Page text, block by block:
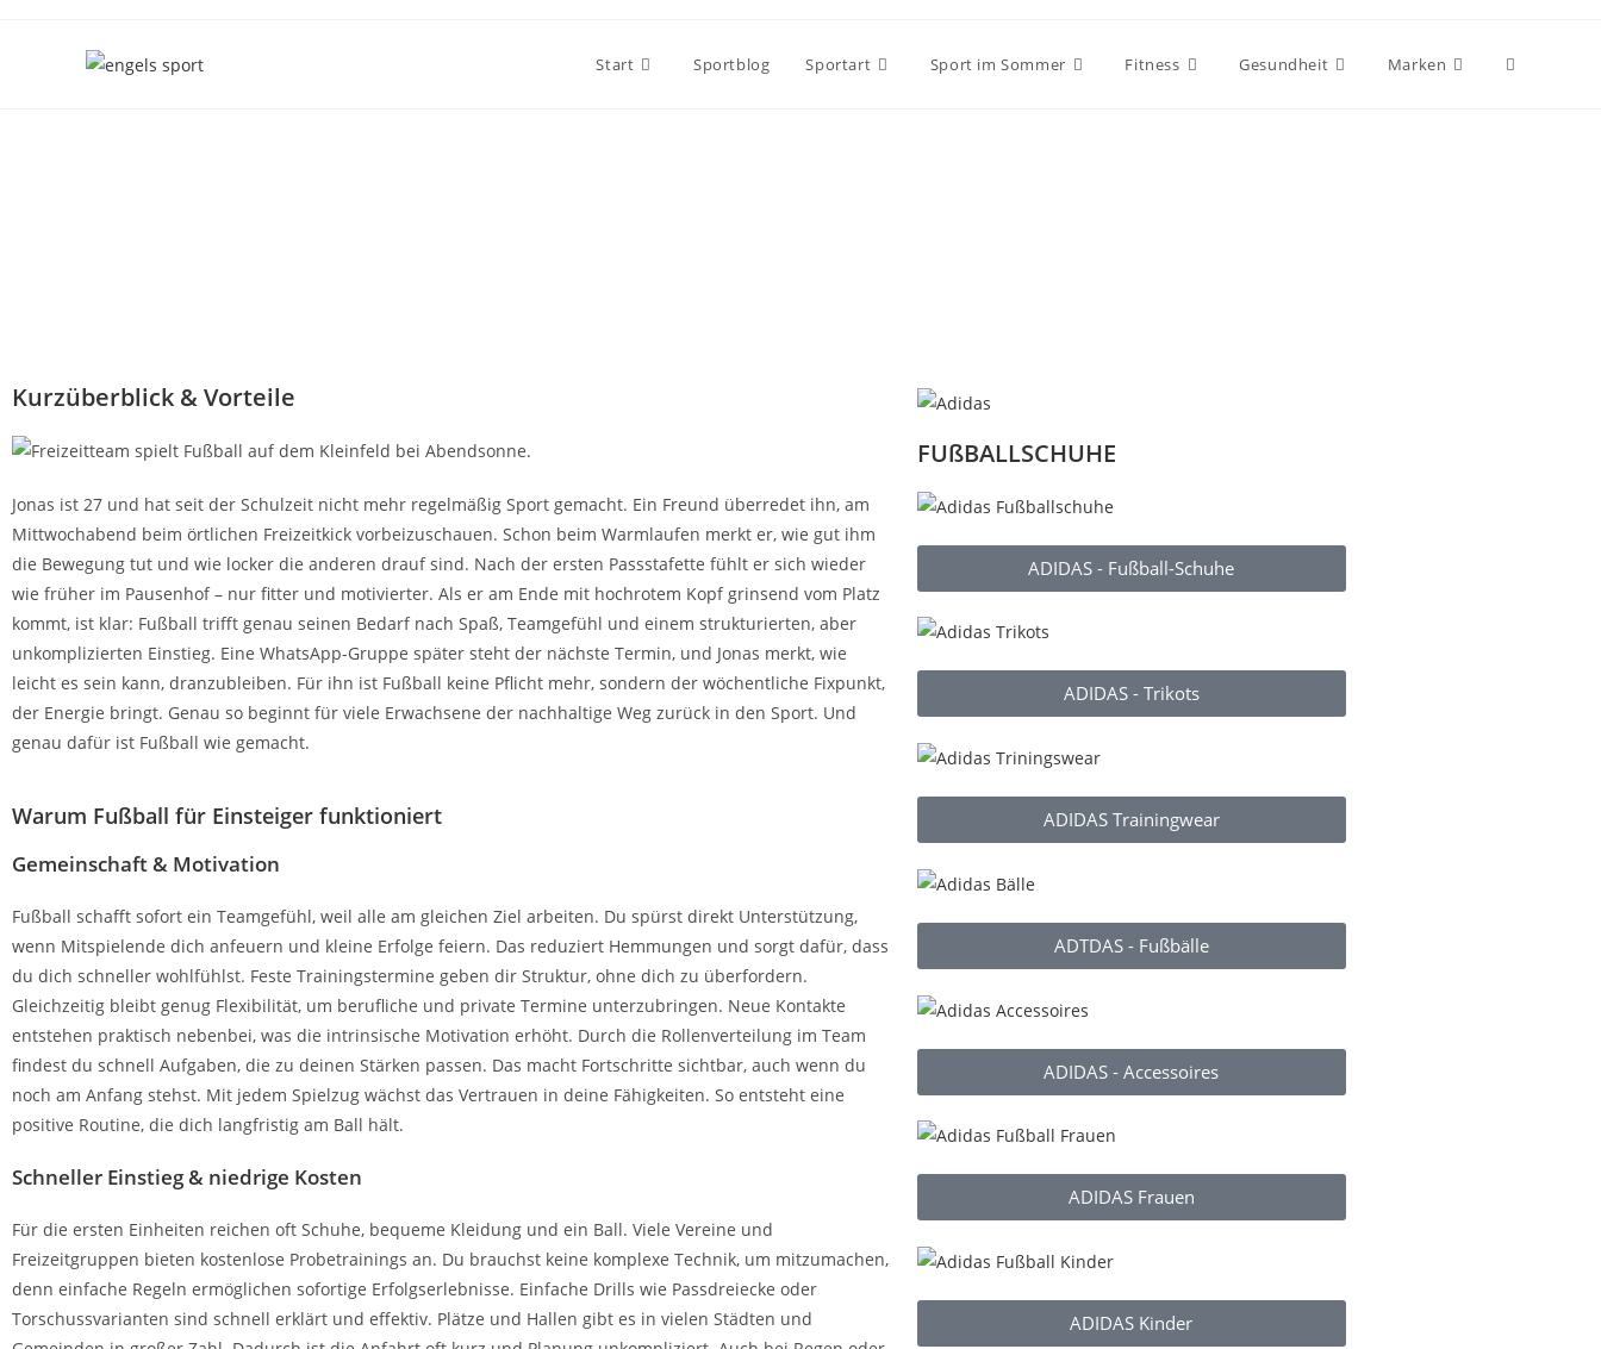
Start Sportblog Sportart Sport im Sommer Fitness Gesundheit Marken
Kurzüberblick & Vorteile
Jonas ist 27 und hat seit der Schulzeit nicht mehr regelmäßig Sport gemacht. Ein Freund überredet ihn, am
Mittwochabend beim örtlichen Freizeitkick vorbeizuschauen. Schon beim Warmlaufen merkt er, wie gut ihm
die Bewegung tut und wie locker die anderen drauf sind. Nach der ersten Passstafette fühlt er sich wieder
wie früher im Pausenhof – nur fitter und motivierter. Als er am Ende mit hochrotem Kopf grinsend vom Platz
kommt, ist klar: Fußball trifft genau seinen Bedarf nach Spaß, Teamgefühl und einem strukturierten, aber
unkomplizierten Einstieg. Eine WhatsApp-Gruppe später steht der nächste Termin, und Jonas merkt, wie
leicht es sein kann, dranzubleiben. Für ihn ist Fußball keine Pflicht mehr, sondern der wöchentliche Fixpunkt,
der Energie bringt. Genau so beginnt für viele Erwachsene der nachhaltige Weg zurück in den Sport. Und
genau dafür ist Fußball wie gemacht.
Warum Fußball für Einsteiger funktioniert
Gemeinschaft & Motivation
Fußball schafft sofort ein Teamgefühl, weil alle am gleichen Ziel arbeiten. Du spürst direkt Unterstützung,
wenn Mitspielende dich anfeuern und kleine Erfolge feiern. Das reduziert Hemmungen und sorgt dafür, dass
du dich schneller wohlfühlst. Feste Trainingstermine geben dir Struktur, ohne dich zu überfordern.
Gleichzeitig bleibt genug Flexibilität, um berufliche und private Termine unterzubringen. Neue Kontakte
entstehen praktisch nebenbei, was die intrinsische Motivation erhöht. Durch die Rollenverteilung im Team
findest du schnell Aufgaben, die zu deinen Stärken passen. Das macht Fortschritte sichtbar, auch wenn du
noch am Anfang stehst. Mit jedem Spielzug wächst das Vertrauen in deine Fähigkeiten. So entsteht eine
positive Routine, die dich langfristig am Ball hält.
Schneller Einstieg & niedrige Kosten
Für die ersten Einheiten reichen oft Schuhe, bequeme Kleidung und ein Ball. Viele Vereine und
Freizeitgruppen bieten kostenlose Probetrainings an. Du brauchst keine komplexe Technik, um mitzumachen,
denn einfache Regeln ermöglichen sofortige Erfolgserlebnisse. Einfache Drills wie Passdreiecke oder
Torschussvarianten sind schnell erklärt und effektiv. Plätze und Hallen gibt es in vielen Städten und
FUßBALLSCHUHE
ADIDAS - Fußball-Schuhe
ADIDAS - Trikots
ADIDAS Trainingwear
ADTDAS - Fußbälle
ADIDAS - Accessoires
ADIDAS Frauen
ADIDAS Kinder